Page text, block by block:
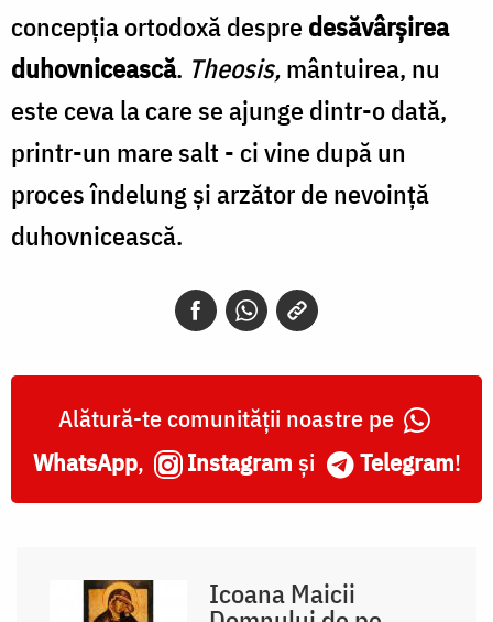
concepția ortodoxă despredesăvârșirea
duhovnicească. Theosis,mântuirea, nu
este ceva la care se ajunge dintr-o dată,
printr-un mare salt - ci vine după un
proces îndelung și arzător de nevoință
duhovnicească.
Alătură-te comunității noastre pe
WhatsApp, Instagram și Telegram!
Icoana Maicii